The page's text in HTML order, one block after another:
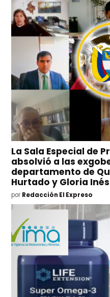
La Sala Especial de
absolvió a las
departamento de
Hurtado y Gloria
por Redacción El Expreso